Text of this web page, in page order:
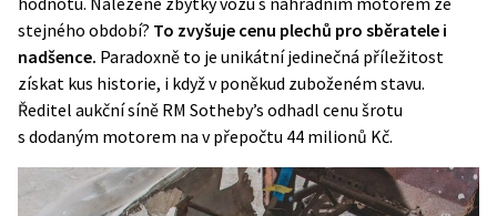
stejného období? To zvyšuje cenu plechů pro sběratele i
nadšence. Paradoxně to je unikátní jedinečná příležitost
získat kus historie, i když v poněkud zuboženém stavu.
Ředitel aukční síně RM Sotheby’s odhadl cenu šrotu
s dodaným motorem na v přepočtu 44 milionů Kč.